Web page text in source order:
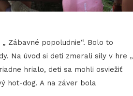
Zábavné popoludnie“. Bolo to
Na úvod si deti zmerali sily v hre „
hrialo, deti sa mohli osviežiť
hot-dog. A na záver bola